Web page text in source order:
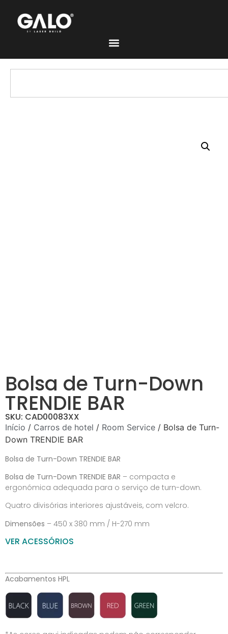
Bolsa de Turn-Down
TRENDIE BAR
SKU: CAD00083XX
Início / Carros de hotel / Room Service / Bolsa de Turn-
Down TRENDIE BAR
Bolsa de Turn-Down TRENDIE BAR
Bolsa de Turn-Down TRENDIE BAR – compacta e
ergonómica adequada para o serviço de turn-down.
Quatro divisórias interiores ajustáveis, com velcro.
Dimensões – 450 x 380 mm / H-270 mm
VER ACESSÓRIOS
Acabamentos HPL